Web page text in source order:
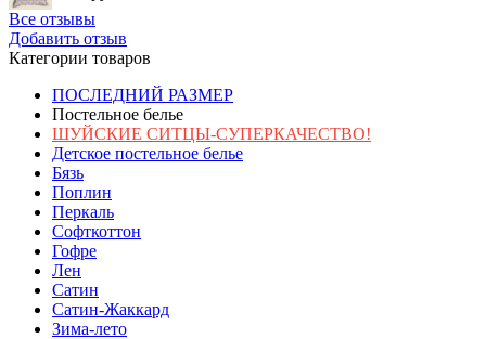
Все отзывы
Добавить отзыв
Категории товаров
ПОСЛЕДНИЙ РАЗМЕР
Постельное белье
ШУЙСКИЕ СИТЦЫ-СУПЕРКАЧЕСТВО!
Детское постельное белье
Бязь
Поплин
Перкаль
Софткоттон
Гофре
Лен
Сатин
Сатин-Жаккард
Зима-лето